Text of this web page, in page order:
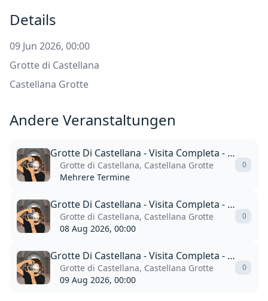
Details
09 Jun 2026, 00:00
Grotte di Castellana
Castellana Grotte
Andere Veranstaltungen
Grotte Di Castellana - Visita Completa - Inglese
Grotte di Castellana, Castellana Grotte
Mehrere Termine
0
Grotte Di Castellana - Visita Completa - Inglese
Grotte di Castellana, Castellana Grotte
08 Aug 2026, 00:00
0
Grotte Di Castellana - Visita Completa - Inglese
Grotte di Castellana, Castellana Grotte
09 Aug 2026, 00:00
0